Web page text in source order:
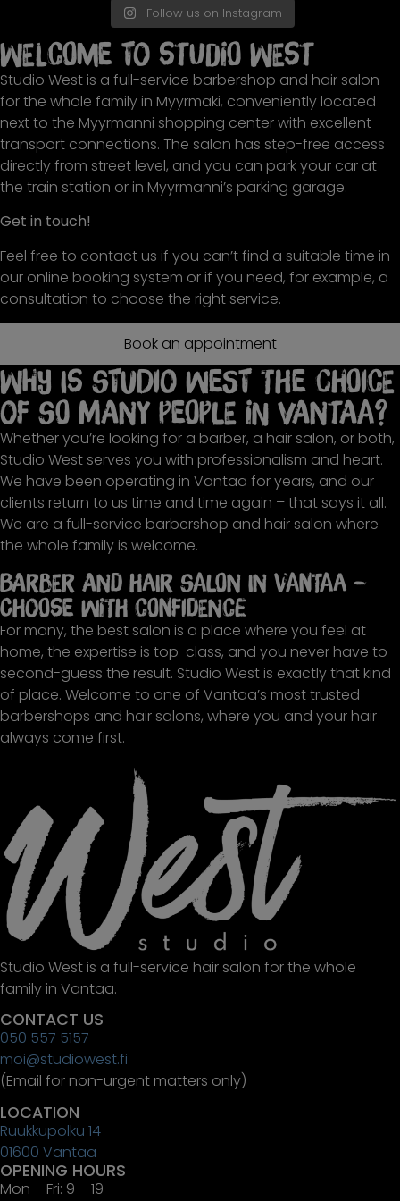
#hairbytuikkeliperkele
7 0
#decibel @frameda
9
#bydaliawest #punanen #pinkki
#pekaboohair #kampaamovantaa
32 2
#studiowest #hiustuote #hiukset
12
kampaamoleikkuun!
Voittaja arvotaan 9.5
antaa äidillesi, mummollesi tai
jollekkin tärkeälle henkilöllesi❤️
•Voittaja saa myös pienen
lahjapussukan. 🤗
❤️tykkää, seuraa ja kommentoi alas
tuttusi.
Jes olet mukana arvonnassa!
*sovimme voittajan kanssa
yksityisviestillä sopivan aikataulun
ja muut tärkeät asiat.
*instagram tai meta eivät liity
millään tavalla kisan
*Studio West pidättää kaikki
oikeudet muutoksiin.
#arvonta #äitienpäivä
#kampaamovantaa
#kampaamoleikkaus #studiowest
37 36
sävymaski. Aivan upee kiilto, toi
täydellisesti tummuutta ja eloa
#hairbydaliawest #dagny
#tummatukka #kampaamovantaa
#🤎🤎
17 0
#kippiskeväälle
#munkkipäivässäpitääpyllynpyöre
änä #kampaamovantaa
59 2
Tää malli toimii kaikenlaisissa
hiuksissa ja on helposti
muunneltavissa. Suora skarppi tai
rennompi kihara.
Päivitettiin myös kulahtanut väri ja
ai että mikä kiilto 💫
#hairbytuikkeliperkele
#redkenshadeseq #hiustenvärjäys
#hiustenleikkaus #naistenhiukset
16 0
Follow us on Instagram
Welcome to Studio West
Studio West is a full-service barbershop and hair salon
for the whole family in Myyrmäki, conveniently located
next to the Myyrmanni shopping center with excellent
transport connections. The salon has step-free access
directly from street level, and you can park your car at
the train station or in Myyrmanni’s parking garage.
Get in touch!
Feel free to contact us if you can’t find a suitable time in
our online booking system or if you need, for example, a
consultation to choose the right service.
Book an appointment
Why is Studio West the choice
of so many people in Vantaa?
Whether you’re looking for a barber, a hair salon, or both,
Studio West serves you with professionalism and heart.
We have been operating in Vantaa for years, and our
clients return to us time and time again – that says it all.
We are a full-service barbershop and hair salon where
the whole family is welcome.
Barber and Hair Salon in Vantaa –
Choose with Confidence
For many, the best salon is a place where you feel at
home, the expertise is top-class, and you never have to
second-guess the result. Studio West is exactly that kind
of place. Welcome to one of Vantaa’s most trusted
barbershops and hair salons, where you and your hair
always come first.
Studio West is a full-service hair salon for the whole
family in Vantaa.
CONTACT US
050 557 5157
moi@studiowest.fi
(Email for non-urgent matters only)
LOCATION
Ruukkupolku 14
01600 Vantaa
OPENING HOURS
Mon – Fri: 9 – 19